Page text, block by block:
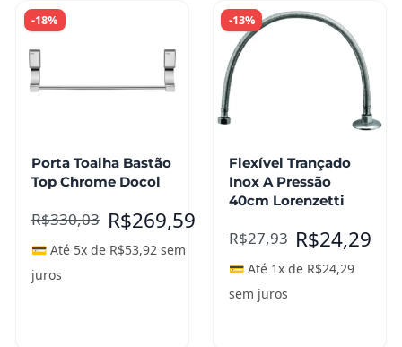
-18%
Porta Toalha Bastão
Top Chrome Docol
R$330,03 R$269,59
💳 Até 5x de R$53,92 sem
juros
-13%
Flexível Trançado
Inox A Pressão
40cm Lorenzetti
R$27,93 R$24,29
💳 Até 1x de R$24,29
sem juros